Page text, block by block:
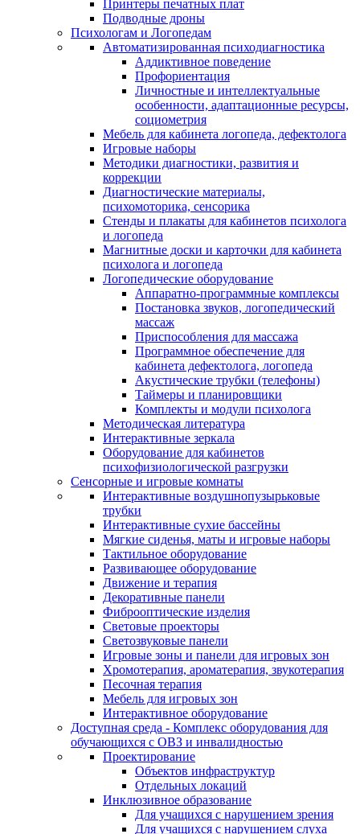
Принтеры печатных плат
Подводные дроны
Психологам и Логопедам
Автоматизированная психодиагностика
Аддиктивное поведение
Профориентация
Личностные и интеллектуальные
особенности, адаптационные ресурсы,
социометрия
Мебель для кабинета логопеда, дефектолога
Игровые наборы
Методики диагностики, развития и
коррекции
Диагностические материалы,
психомоторика, сенсорика
Стенды и плакаты для кабинетов психолога
и логопеда
Магнитные доски и карточки для кабинета
психолога и логопеда
Логопедические оборудование
Аппаратно-программные комплексы
Постановка звуков, логопедический
массаж
Приспособления для массажа
Программное обеспечение для
кабинета дефектолога, логопеда
Акустические трубки (телефоны)
Таймеры и планировщики
Комплекты и модули психолога
Методическая литература
Интерактивные зеркала
Оборудование для кабинетов
психофизиологической разгрузки
Сенсорные и игровые комнаты
Интерактивные воздушнопузырьковые
трубки
Интерактивные сухие бассейны
Мягкие сиденья, маты и игровые наборы
Тактильное оборудование
Развивающее оборудование
Движение и терапия
Декоративные панели
Фиброоптические изделия
Световые проекторы
Светозвуковые панели
Игровые зоны и панели для игровых зон
Хромотерапия, ароматерапия, звукотерапия
Песочная терапия
Мебель для игровых зон
Интерактивное оборудование
Доступная среда - Комплекс оборудования для
обучающихся с ОВЗ и инвалидностью
Проектирование
Объектов инфраструктур
Отдельных локаций
Инклюзивное образование
Для учащихся с нарушением зрения
Для учащихся с нарушением слуха